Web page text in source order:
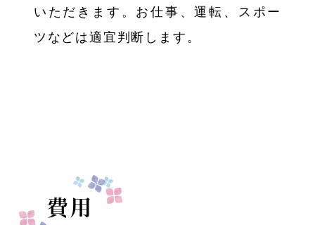
いただきます。お仕事、運転、スポー
ツなどは適宜判断します。
費用